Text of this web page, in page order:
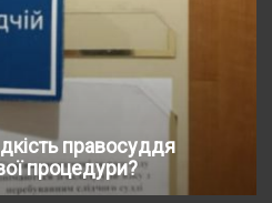
правосуддя
процедури?